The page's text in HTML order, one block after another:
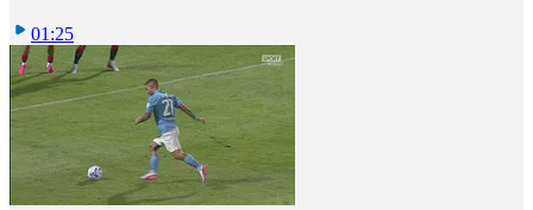
01:25